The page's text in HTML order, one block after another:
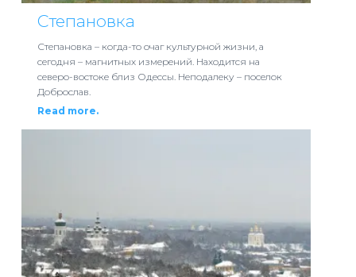
Степановка
Степановка – когда-то очаг культурной жизни, а
сегодня – магнитных измерений. Находится на
северо-востоке близ Одессы. Неподалеку – поселок
Доброслав.
Read more.